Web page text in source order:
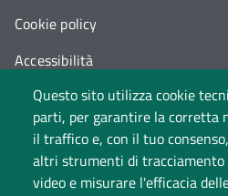
Questo sito utilizza cookie
parti, per garantire la corretta
il traffico e, con il tuo
altri strumenti di
video e misurare l'efficacia
Cookie policy
Accessibilità
Cambia idea sui cookie
Dati di monitoraggio